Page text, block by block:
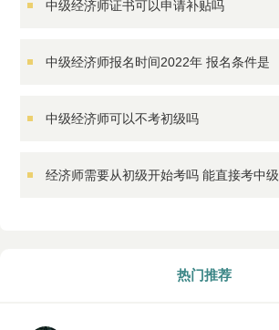
中级经济师证书可以申请补贴吗
中级经济师报名时间2022年 报名条件是
中级经济师可以不考初级吗
经济师需要从初级开始考吗 能直接考中级
热门推荐